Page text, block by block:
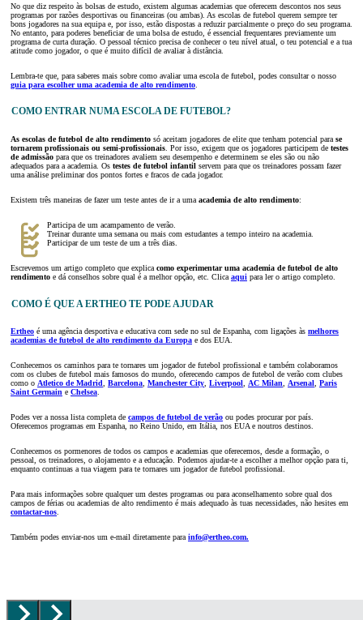
No que diz respeito às bolsas de estudo, existem algumas academias que oferecem descontos nos seus
programas por razões desportivas ou financeiras (ou ambas). As escolas de futebol querem sempre ter
bons jogadores na sua equipa e, por isso, estão dispostas a reduzir parcialmente o preço do seu programa.
No entanto, para poderes beneficiar de uma bolsa de estudo, é essencial frequentares previamente um
programa de curta duração. O pessoal técnico precisa de conhecer o teu nível atual, o teu potencial e a tua
atitude como jogador, o que é muito difícil de avaliar à distância.
Lembra-te que, para saberes mais sobre como avaliar uma escola de futebol, podes consultar o nosso
guia para escolher uma academia de alto rendimento
COMO ENTRAR NUMA ESCOLA DE FUTEBOL?
As escolas de futebol de alto rendimento só aceitam jogadores de elite que tenham potencial para se
tornarem profissionais ou semi-profissionais . Por isso, exigem que os jogadores participem de testes
de admissão para que os treinadores avaliem seu desempenho e determinem se eles são ou não
adequados para a academia. Os testes de futebol infantil servem para que os treinadores possam fazer
uma análise preliminar dos pontos fortes e fracos de cada jogador.
Existem três maneiras de fazer um teste antes de ir a uma academia de alto rendimento:
Participa de um acampamento de verão.
Treinar durante uma semana ou mais com estudantes a tempo inteiro na academia.
Participar de um teste de um a três dias.
Escrevemos um artigo completo que explica como experimentar uma academia de futebol de alto
rendimento e dá conselhos sobre qual é a melhor opção, etc. Clica aqui para ler o artigo completo.
COMO É QUE A ERTHEO TE PODE AJUDAR
Ertheo é uma agência desportiva e educativa com sede no sul de Espanha, com ligações às melhores
academias de futebol de alto rendimento da Europa e dos EUA.
Conhecemos os caminhos para te tornares um jogador de futebol profissional e também colaboramos
com os clubes de futebol mais famosos do mundo, oferecendo campos de futebol de verão com clubes
como o Atletico de Madrid, Barcelona, Manchester City, Liverpool, AC Milan, Arsenal, Paris
Saint Germain e Chelsea.
Podes ver a nossa lista completa de campos de futebol de verão ou podes procurar por país.
Oferecemos programas em Espanha, no Reino Unido, em Itália, nos EUA e noutros destinos.
Conhecemos os pormenores de todos os campos e academias que oferecemos, desde a formação, o
pessoal, os treinadores, o alojamento e a educação. Podemos ajudar-te a escolher a melhor opção para ti,
enquanto continuas a tua viagem para te tornares um jogador de futebol profissional.
Para mais informações sobre qualquer um destes programas ou para aconselhamento sobre qual dos
campos de férias ou academias de alto rendimento é mais adequado às tuas necessidades, não hesites em
contactar-nos.
Também podes enviar-nos um e-mail diretamente parainfo@ertheo.com.